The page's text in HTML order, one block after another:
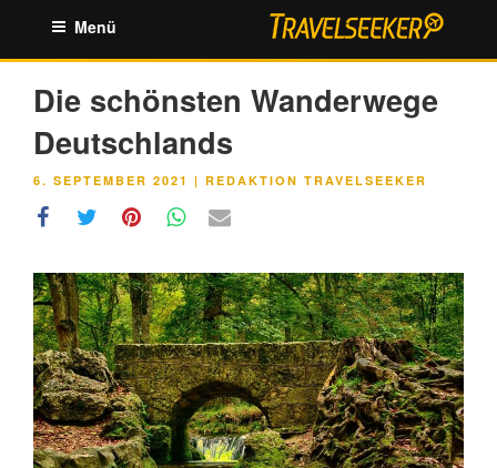
springen
Menü
Die schönsten Wanderwege
Deutschlands
VERÖFFENTLICHT
6. SEPTEMBER 2021 | REDAKTION TRAVELSEEKER